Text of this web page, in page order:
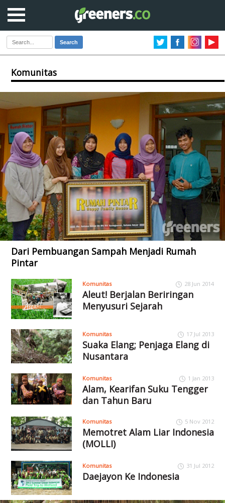
Search
Komunitas
Dari Pembuangan Sampah Menjadi Rumah
Pintar
Komunitas 28 Jun 2014
Aleut! Berjalan Beriringan
Menyusuri Sejarah
Komunitas 17 Jul 2013
Suaka Elang; Penjaga Elang di
Nusantara
Komunitas 1 Jan 2013
Alam, Kearifan Suku Tengger
dan Tahun Baru
Komunitas 5 Nov 2012
Memotret Alam Liar Indonesia
(MOLLI)
Komunitas 31 Jul 2012
Daejayon Ke Indonesia